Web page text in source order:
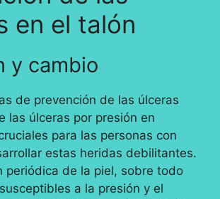
en el talón
y cambio
de prevención de las úlceras
las úlceras por presión en
para las personas con
estas heridas debilitantes.
periódica de la piel, sobre todo
a la presión y el